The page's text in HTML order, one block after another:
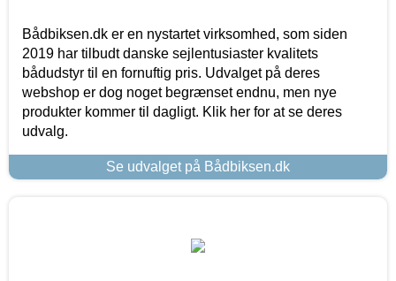
Bådbiksen.dk er en nystartet virksomhed, som siden
2019 har tilbudt danske sejlentusiaster kvalitets
bådudstyr til en fornuftig pris. Udvalget på deres
webshop er dog noget begrænset endnu, men nye
produkter kommer til dagligt. Klik her for at se deres
udvalg.
Se udvalget på Bådbiksen.dk